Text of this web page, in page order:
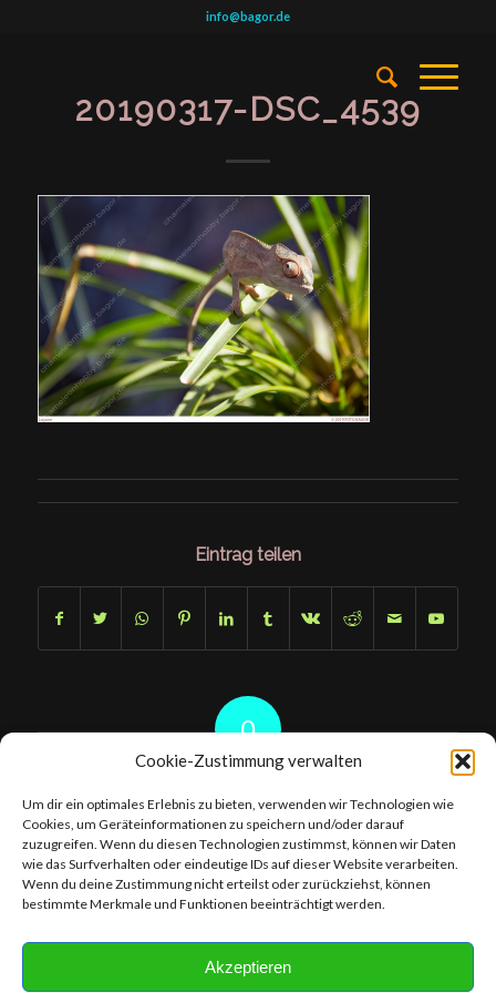
Cookie-Zustimmung verwalten
Um dir ein optimales Erlebnis zu bieten, verwenden wir Technologien wie
Cookies, um Geräteinformationen zu speichern und/oder darauf
zuzugreifen. Wenn du diesen Technologien zustimmst, können wir Daten
wie das Surfverhalten oder eindeutige IDs auf dieser Website verarbeiten.
Wenn du deine Zustimmung nicht erteilst oder zurückziehst, können
bestimmte Merkmale und Funktionen beeinträchtigt werden.
Akzeptieren
info@bagor.de
20190317-DSC_4539
Eintrag teilen
0
KOMMENTARE
Hinterlasse einen Kommentar
An der Diskussion beteiligen?
Hinterlasse uns deinen Kommentar!
Du musstangemeldetsein, um einen Kommentar abzugeben.